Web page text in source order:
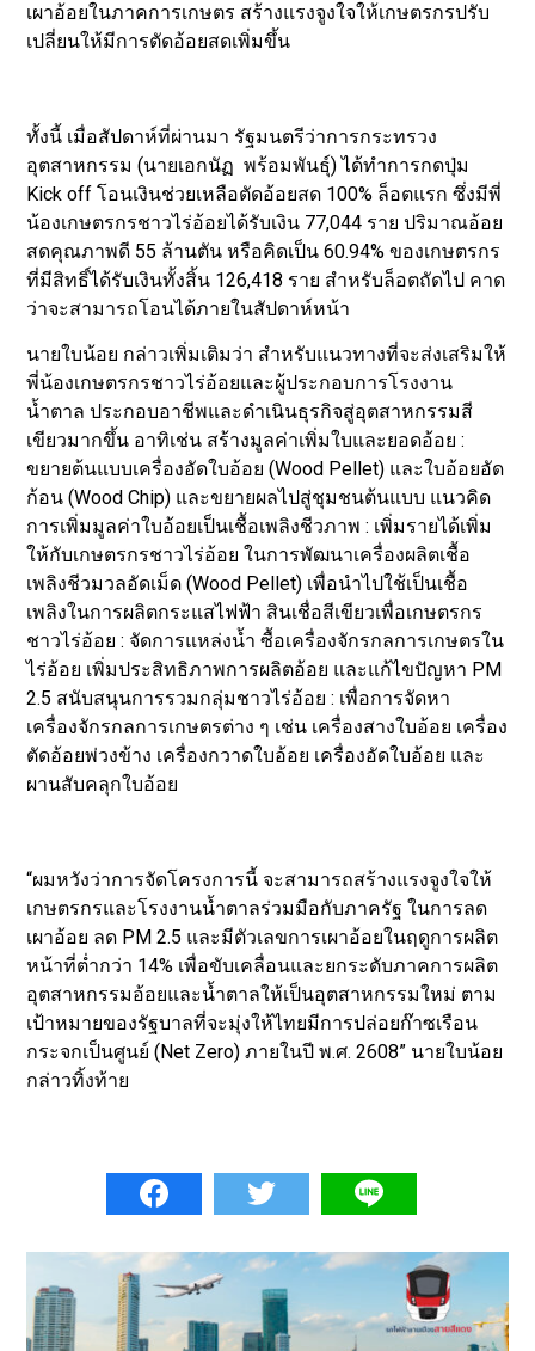
เผาอ้อยในภาคการเกษตร สร้างแรงจูงใจให้เกษตรกรปรับ
เปลี่ยนให้มีการตัดอ้อยสดเพิ่มขึ้น
ทั้งนี้ เมื่อสัปดาห์ที่ผ่านมา รัฐมนตรีว่าการกระทรวง
อุตสาหกรรม (นายเอกนัฏ พร้อมพันธุ์) ได้ทำการกดปุ่ม
Kick off โอนเงินช่วยเหลือตัดอ้อยสด 100% ล็อตแรก ซึ่งมีพี่
น้องเกษตรกรชาวไร่อ้อยได้รับเงิน 77,044 ราย ปริมาณอ้อย
สดคุณภาพดี 55 ล้านตัน หรือคิดเป็น 60.94% ของเกษตรกร
ที่มีสิทธิ์ได้รับเงินทั้งสิ้น 126,418 ราย สำหรับล็อตถัดไป คาด
ว่าจะสามารถโอนได้ภายในสัปดาห์หน้า
นายใบน้อย กล่าวเพิ่มเติมว่า สำหรับแนวทางที่จะส่งเสริมให้
พี่น้องเกษตรกรชาวไร่อ้อยและผู้ประกอบการโรงงาน
น้ำตาล ประกอบอาชีพและดำเนินธุรกิจสู่อุตสาหกรรมสี
เขียวมากขึ้น อาทิเช่น สร้างมูลค่าเพิ่มใบและยอดอ้อย :
ขยายต้นแบบเครื่องอัดใบอ้อย (Wood Pellet) และใบอ้อยอัด
ก้อน (Wood Chip) และขยายผลไปสู่ชุมชนต้นแบบ แนวคิด
การเพิ่มมูลค่าใบอ้อยเป็นเชื้อเพลิงชีวภาพ : เพิ่มรายได้เพิ่ม
ให้กับเกษตรกรชาวไร่อ้อย ในการพัฒนาเครื่องผลิตเชื้อ
เพลิงชีวมวลอัดเม็ด (Wood Pellet) เพื่อนำไปใช้เป็นเชื้อ
เพลิงในการผลิตกระแสไฟฟ้า สินเชื่อสีเขียวเพื่อเกษตรกร
ชาวไร่อ้อย : จัดการแหล่งน้ำ ซื้อเครื่องจักรกลการเกษตรใน
ไร่อ้อย เพิ่มประสิทธิภาพการผลิตอ้อย และแก้ไขปัญหา PM
2.5 สนับสนุนการรวมกลุ่มชาวไร่อ้อย : เพื่อการจัดหา
เครื่องจักรกลการเกษตรต่าง ๆ เช่น เครื่องสางใบอ้อย เครื่อง
ตัดอ้อยพ่วงข้าง เครื่องกวาดใบอ้อย เครื่องอัดใบอ้อย และ
ผานสับคลุกใบอ้อย
“ผมหวังว่าการจัดโครงการนี้ จะสามารถสร้างแรงจูงใจให้
เกษตรกรและโรงงานน้ำตาลร่วมมือกับภาครัฐ ในการลด
เผาอ้อย ลด PM 2.5 และมีตัวเลขการเผาอ้อยในฤดูการผลิต
หน้าที่ต่ำกว่า 14% เพื่อขับเคลื่อนและยกระดับภาคการผลิต
อุตสาหกรรมอ้อยและน้ำตาลให้เป็นอุตสาหกรรมใหม่ ตาม
เป้าหมายของรัฐบาลที่จะมุ่งให้ไทยมีการปล่อยก๊าซเรือน
กระจกเป็นศูนย์ (Net Zero) ภายในปี พ.ศ. 2608” นายใบน้อย
กล่าวทิ้งท้าย